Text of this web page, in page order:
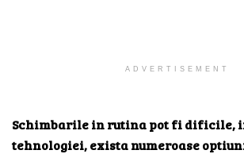
ADVERTISEMENT
Schimbarile in rutina pot fi dificile,
tehnologiei, exista numeroase